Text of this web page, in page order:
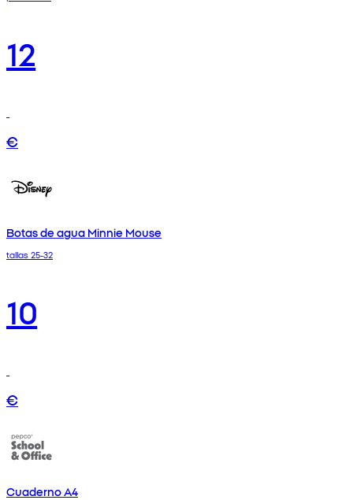
12
€
Botas de agua Minnie Mouse
tallas 25-32
10
€
Cuaderno A4